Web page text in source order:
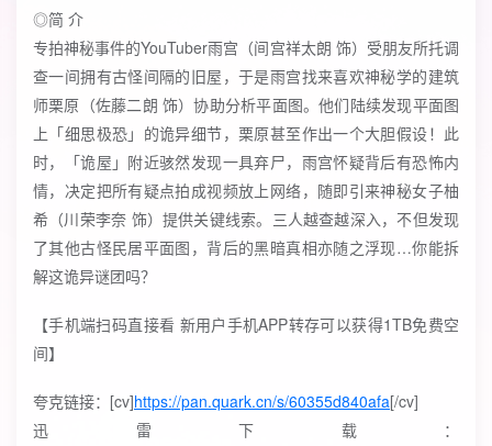
◎简 介
专拍神秘事件的YouTuber雨宫（间宫祥太朗 饰）受朋友所托调
查一间拥有古怪间隔的旧屋，于是雨宫找来喜欢神秘学的建筑
师栗原（佐藤二朗 饰）协助分析平面图。他们陆续发现平面图
上「细思极恐」的诡异细节，栗原甚至作出一个大胆假设！此
时，「诡屋」附近骇然发现一具弃尸，雨宫怀疑背后有恐怖内
情，决定把所有疑点拍成视频放上网络，随即引来神秘女子柚
希（川荣李奈 饰）提供关键线索。三人越查越深入，不但发现
了其他古怪民居平面图，背后的黑暗真相亦随之浮现…你能拆
解这诡异谜团吗？
【手机端扫码直接看 新用户手机APP转存可以获得1TB免费空
间】
夸克链接：[cv]https://pan.quark.cn/s/60355d840afa[/cv]
迅雷下载：